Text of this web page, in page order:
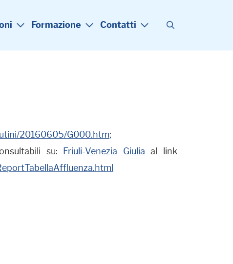
Formazione Contatti
20160605/G000.htm;
su:
Friuli-Venezia Giulia al link